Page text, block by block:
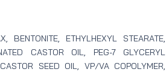
BENTONITE, ETHYLHEXYL STEARATE,
CASTOR OIL, PEG-7 GLYCERYL
SEED OIL, VP/VA COPOLYMER,